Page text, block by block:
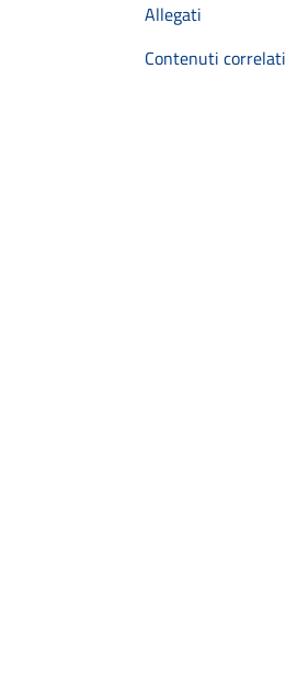
Allegati
Contenuti correlati